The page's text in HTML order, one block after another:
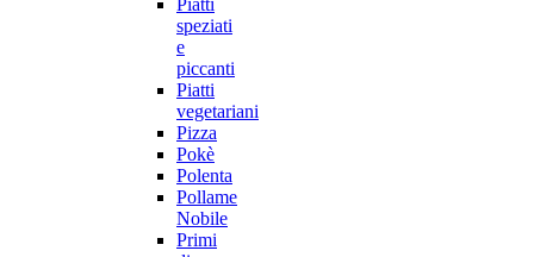
Piatti
speziati
e
piccanti
Piatti
vegetariani
Pizza
Pokè
Polenta
Pollame
Nobile
Primi